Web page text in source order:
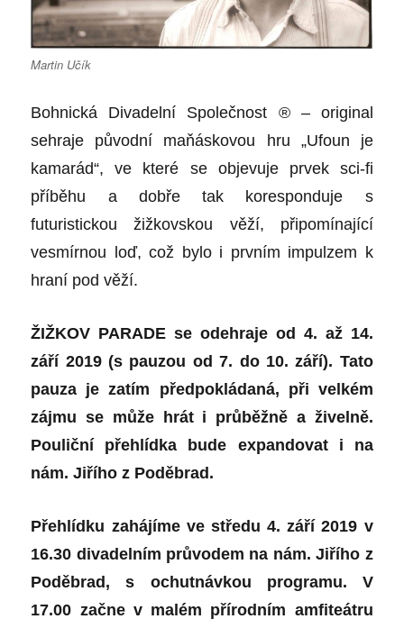
Martin Učík
Bohnická Divadelní Společnost ® – original
sehraje původní maňáskovou hru „Ufoun je
kamarád“, ve které se objevuje prvek sci-fi
příběhu a dobře tak koresponduje s
futuristickou žižkovskou věží, připomínající
vesmírnou loď, což bylo i prvním impulzem k
hraní pod věží.
ŽIŽKOV PARADE se odehraje od 4. až 14.
září 2019 (s pauzou od 7. do 10. září). Tato
pauza je zatím předpokládaná, při velkém
zájmu se může hrát i průběžně a živelně.
Pouliční přehlídka bude expandovat i na
nám. Jiřího z Poděbrad.
Přehlídku zahájíme ve středu 4. září 2019 v
16.30 divadelním průvodem na nám. Jiřího z
Poděbrad, s ochutnávkou programu. V
17.00 začne v malém přírodním amfiteátru